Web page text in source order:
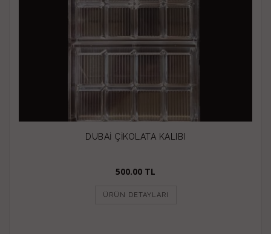
DUBAİ ÇİKOLATA KALIBI
500.00 TL
ÜRÜN DETAYLARI